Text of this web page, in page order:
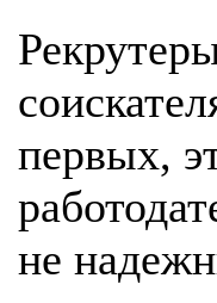
первых,
не